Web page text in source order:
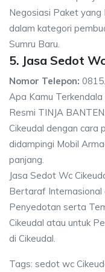
Negosiasi Paket
dalam kategori
Sumru Baru.
5. Jasa Sedot
Nomor Telepon:
Apa Kamu
Resmi TINJA
Cikeudal dengan cara
didampingi Mobil
panjang.
Jasa Sedot Wc
Bertaraf Internasional
Penyedotan serta
Cikeudal atau untuk
di Cikeudal.
Tags: sedot wc